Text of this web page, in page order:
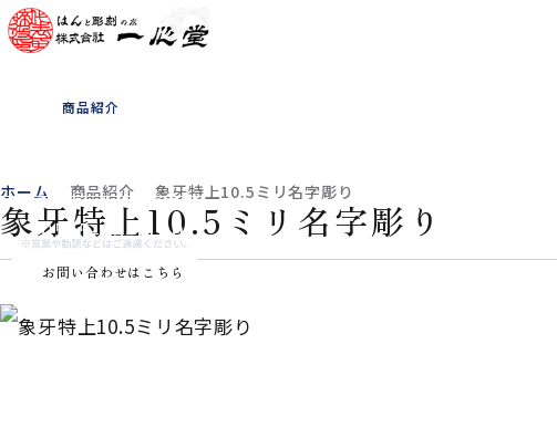
商品紹介
書体見本
0565-33-1180
お問い合わせはこちら
ホーム 商品紹介 象牙特上10.5ミリ名字彫り
象牙特上10.5ミリ名字彫り